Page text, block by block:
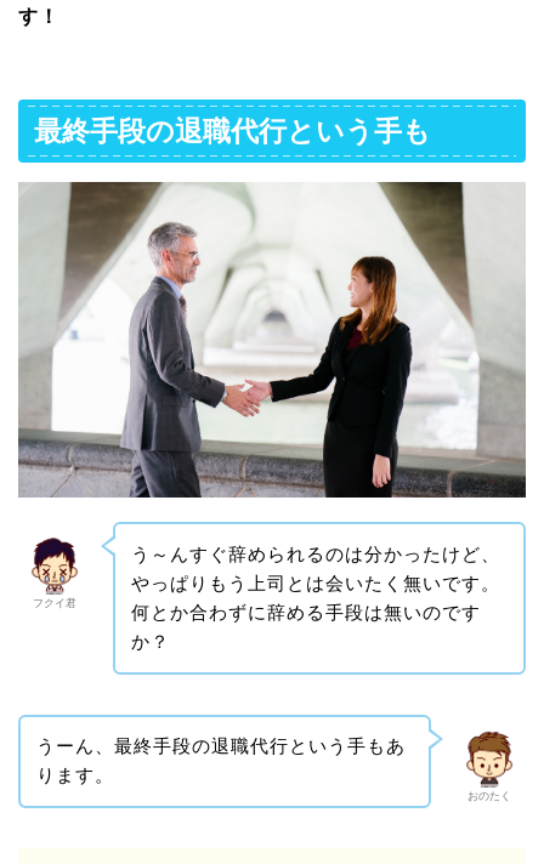
す！
最終手段の退職代行という手も
フクイ君
う～んすぐ辞められるのは分かったけど、
やっぱりもう上司とは会いたく無いです。
何とか合わずに辞める手段は無いのです
か？
おのたく
うーん、最終手段の退職代行という手もあ
ります。